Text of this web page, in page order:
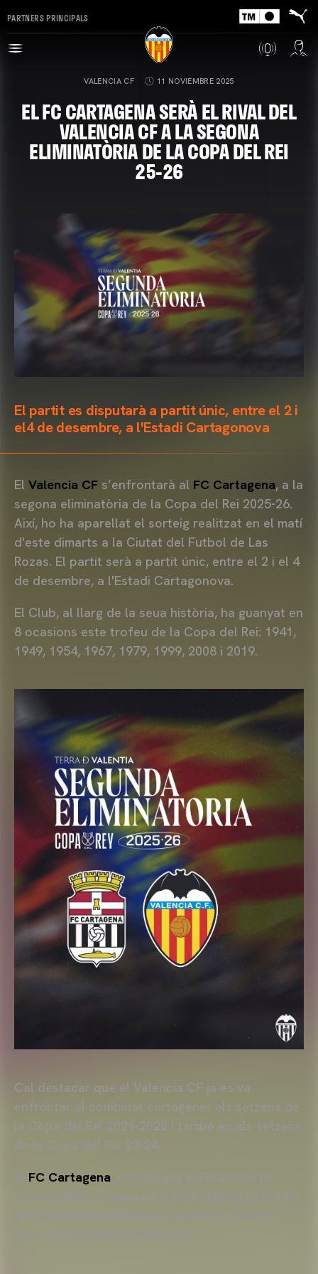
PARTNERS PRINCIPALS
VALENCIA CF 11 NOVIEMBRE 2025
EL FC CARTAGENA SERÀ EL RIVAL DEL
VALENCIA CF A LA SEGONA
ELIMINATÒRIA DE LA COPA DEL REI
25-26
El partit es disputarà a partit únic, entre el 2 i
el4 de desembre, a l'Estadi Cartagonova
El Valencia CF s’enfrontarà al FC Cartagena, a la
segona eliminatòria de la Copa del Rei 2025-26.
Així, ho ha aparellat el sorteig realitzat en el matí
d'este dimarts a la Ciutat del Futbol de Las
Rozas. El partit serà a partit únic, entre el 2 i el 4
de desembre, a l'Estadi Cartagonova.
El Club, al llarg de la seua història, ha guanyat en
8 ocasions este trofeu de la Copa del Rei: 1941,
1949, 1954, 1967, 1979, 1999, 2008 i 2019.
Cal destacar que el Valencia CF ja es va
enfrontar al combinat cartagener als setzens de
la Copa del Rei 2021-2022 i també en als setzens
de la Copa del Rei 23-24.
El FC Cartagena, pertanyent al Grup II de la
Primera RFEF, compareix a esta segona ronda de
la Copa després de véncer al Salerm Puente